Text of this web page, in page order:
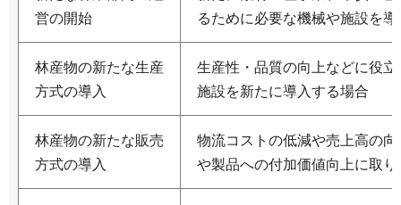
営の開始
るために必要な機械や施設を
林産物の新たな生産
方式の導入
生産性・品質の向上などに役
施設を新たに導入する場合
林産物の新たな販売
方式の導入
物流コストの低減や売上高の
や製品への付加価値向上に取り